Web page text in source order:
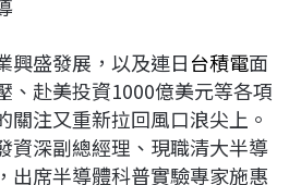
L
i
n
k
興盛發展，以及連日台積電面
、赴美投資1000億美元等各項
關注又重新拉回風口浪尖上。
資深副總經理、現職清大半導
出席半導體科普實驗專家施惠